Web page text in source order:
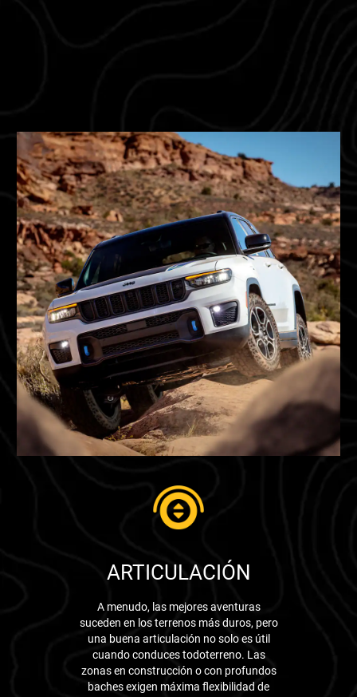
ARTICULACIÓN
A menudo, las mejores aventuras
suceden en los terrenos más duros, pero
una buena articulación no solo es útil
cuando conduces todoterreno. Las
zonas en construcción o con profundos
baches exigen máxima flexibilidad de